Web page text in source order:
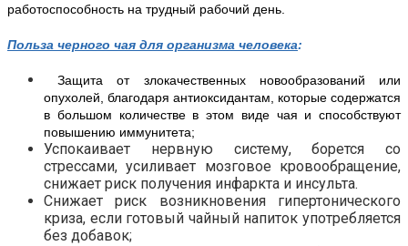
работоспособность на трудный рабочий день.
Польза черного чая для организма человека:
Защита от злокачественных новообразований или
опухолей, благодаря антиоксидантам, которые содержатся
в большом количестве в этом виде чая и способствуют
повышению иммунитета;
Успокаивает нервную систему, борется со
стрессами, усиливает мозговое кровообращение,
снижает риск получения инфаркта и инсульта.
Снижает риск возникновения гипертонического
криза, если готовый чайный напиток употребляется
без добавок;